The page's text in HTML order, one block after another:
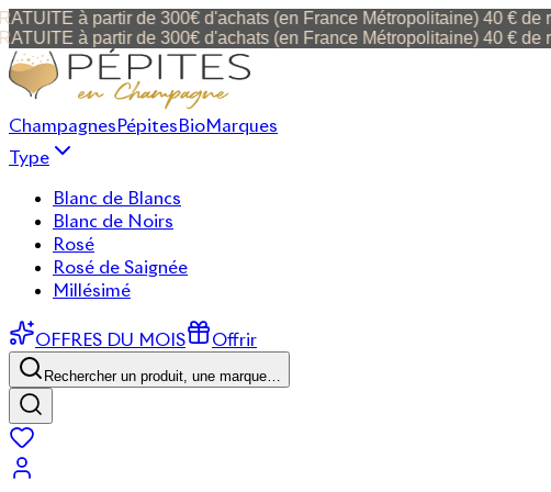
à partir de 300€ d'achats (en France Métropolitaine) 40 € de
à partir de 300€ d'achats (en France Métropolitaine) 40 € de
ChampagnesPépitesBioMarques
Type
Blanc de Blancs
Blanc de Noirs
Rosé
Rosé de Saignée
Millésimé
OFFRES DU MOIS Offrir
Rechercher un produit, une marque…